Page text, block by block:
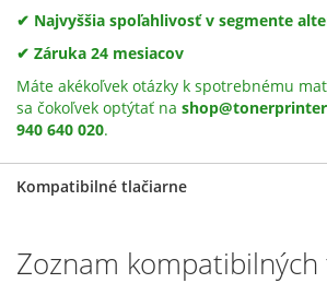
✔ Najvyššia spoľahlivosť v segmente
✔ Záruka 24 mesiacov
Máte akékoľvek otázky k spotrebnému
sa čokoľvek optýtať na
940 640 020.
Kompatibilné tlačiarne
Zoznam